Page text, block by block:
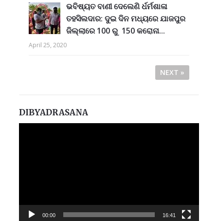
ଭବିଷ୍ୟତ ବାଣୀ ଦେଲେଣି ର୍ଧର୍ମଶାଳା
ତହସିଲଦାର: ଦୁଇ ଦିନ ମଧ୍ୟରେ ଯାଜପୁର
ଜିଲ୍ଲାରେ 100 ରୁ 150 କରୋନା...
April 25, 2020
NEXT »
DIBYADRASANA
00:00 16:41